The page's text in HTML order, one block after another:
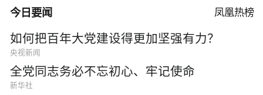
今日要闻 凤凰热榜
如何把百年大党建设得更加坚强有力？
央视新闻
全党同志务必不忘初心、牢记使命
新华社